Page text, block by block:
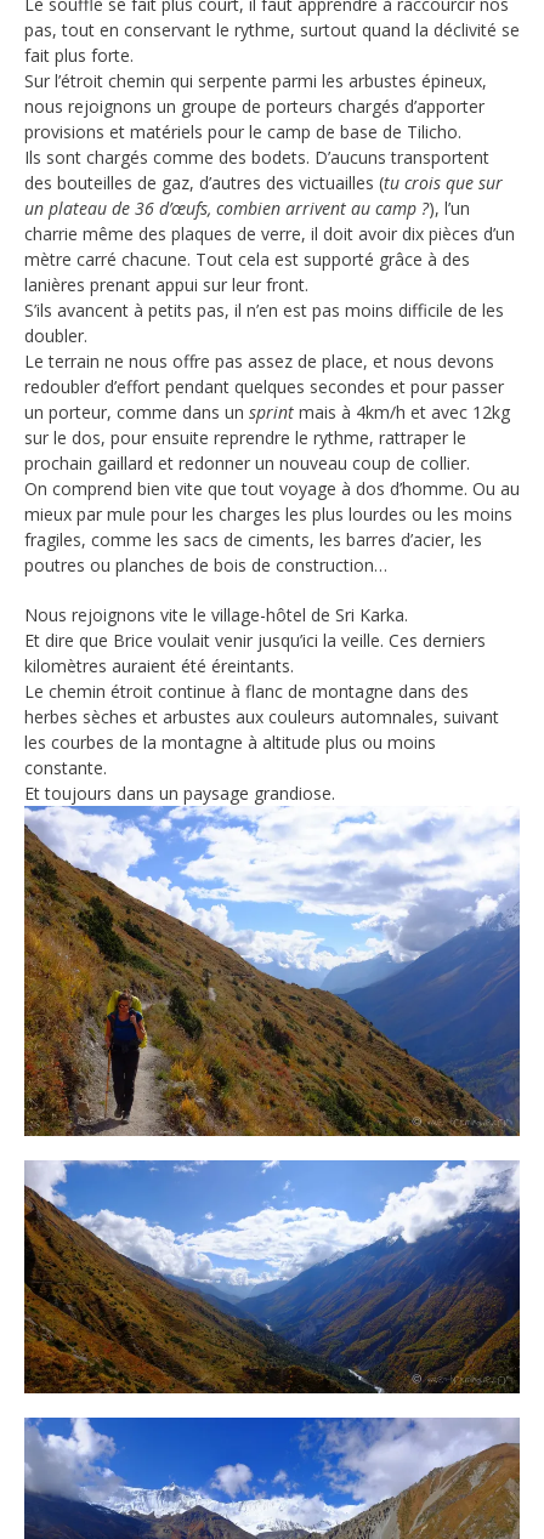
Le souffle se fait plus court, il faut apprendre à raccourcir nos
pas, tout en conservant le rythme, surtout quand la déclivité se
fait plus forte.
Sur l’étroit chemin qui serpente parmi les arbustes épineux,
nous rejoignons un groupe de porteurs chargés d’apporter
provisions et matériels pour le camp de base de Tilicho.
Ils sont chargés comme des bodets. D’aucuns transportent
des bouteilles de gaz, d’autres des victuailles (tu crois que sur
un plateau de 36 d’œufs, combien arrivent au camp ?), l’un
charrie même des plaques de verre, il doit avoir dix pièces d’un
mètre carré chacune. Tout cela est supporté grâce à des
lanières prenant appui sur leur front.
S’ils avancent à petits pas, il n’en est pas moins difficile de les
doubler.
Le terrain ne nous offre pas assez de place, et nous devons
redoubler d’effort pendant quelques secondes et pour passer
un porteur, comme dans un sprint mais à 4km/h et avec 12kg
sur le dos, pour ensuite reprendre le rythme, rattraper le
prochain gaillard et redonner un nouveau coup de collier.
On comprend bien vite que tout voyage à dos d’homme. Ou au
mieux par mule pour les charges les plus lourdes ou les moins
fragiles, comme les sacs de ciments, les barres d’acier, les
poutres ou planches de bois de construction…
Nous rejoignons vite le village-hôtel de Sri Karka.
Et dire que Brice voulait venir jusqu’ici la veille. Ces derniers
kilomètres auraient été éreintants.
Le chemin étroit continue à flanc de montagne dans des
herbes sèches et arbustes aux couleurs automnales, suivant
les courbes de la montagne à altitude plus ou moins
constante.
Et toujours dans un paysage grandiose.